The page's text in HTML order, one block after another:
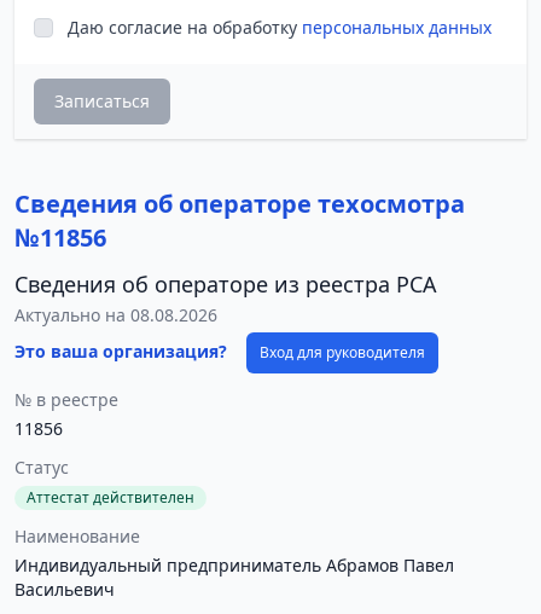
Даю согласие на обработку персональных данных
Записаться
Сведения об операторе техосмотра
№11856
Сведения об операторе из реестра РСА
Актуально на 08.08.2026
Это ваша организация?
Вход для руководителя
№ в реестре
11856
Статус
Аттестат действителен
Наименование
Индивидуальный предприниматель Абрамов Павел
Васильевич